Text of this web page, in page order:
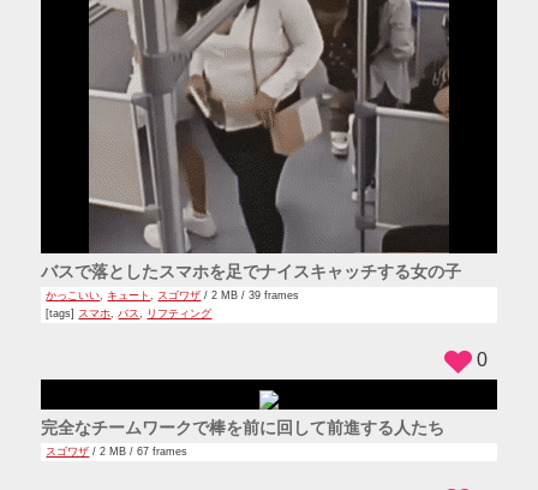
バスで落としたスマホを足でナイスキャッチする女の子
かっこいい, キュート, スゴワザ / 2 MB / 39 frames
[tags] スマホ,バス, リフティング
完全なチームワークで棒を前に回して前進する人たち
スゴワザ / 2 MB / 67 frames
0